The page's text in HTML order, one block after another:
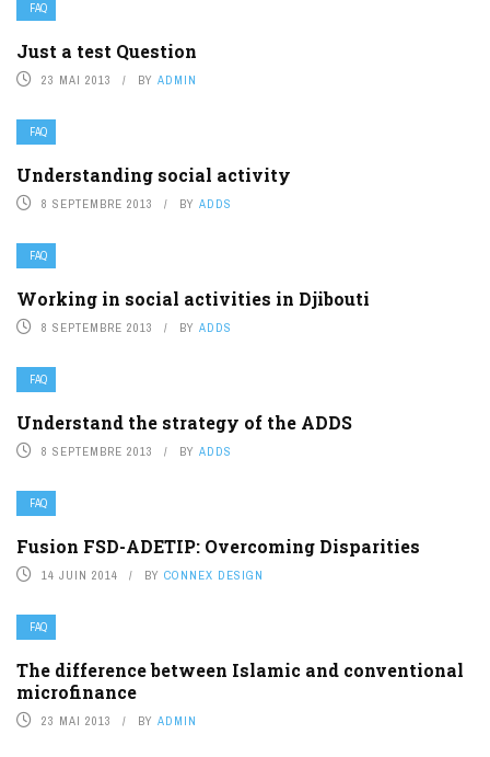
FAQ
Just a test Question
23 MAI 2013 BY ADMIN
FAQ
Understanding social activity
8 SEPTEMBRE 2013 BY ADDS
FAQ
Working in social activities in Djibouti
8 SEPTEMBRE 2013 BY ADDS
FAQ
Understand the strategy of the ADDS
8 SEPTEMBRE 2013 BY ADDS
FAQ
Fusion FSD-ADETIP: Overcoming Disparities
14 JUIN 2014 BY CONNEX DESIGN
FAQ
The difference between Islamic and conventional
microfinance
23 MAI 2013 BY ADMIN